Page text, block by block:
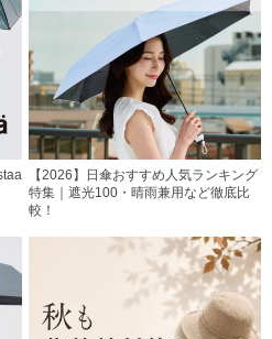
【2026】日傘おすすめ人気ランキング
特集｜遮光100・晴雨兼用など徹底比
較！